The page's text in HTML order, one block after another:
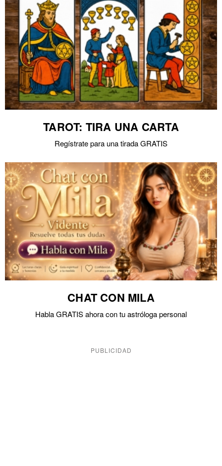
TAROT: TIRA UNA CARTA
Regístrate para una tirada GRATIS
CHAT CON MILA
Habla GRATIS ahora con tu astróloga personal